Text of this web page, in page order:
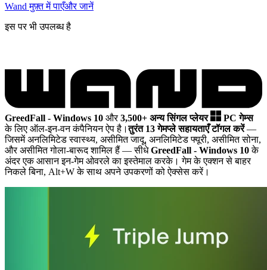
Wand मुफ़्त में पाएँऔर जानें
इस पर भी उपलब्ध है
GreedFall - Windows 10 और3,500+ अन्य सिंगल प्लेयर
PC गेम्स
के लिए ऑल-इन-वन कंपैनियन ऐप है।तुरंत 13 गेमप्ले सहायताएँ टॉगल करें—
जिसमें अनलिमिटेड स्वास्थ्य, असीमित जादू, अनलिमिटेड फ्यूरी, असीमित सोना,
और असीमित गोला-बारूद शामिल हैं — सीधेGreedFall - Windows 10के
अंदर एक आसान इन-गेम ओवरले का इस्तेमाल करके। गेम के एक्शन से बाहर
निकले बिना, Alt+W के साथ अपने उपकरणों को ऐक्सेस करें।